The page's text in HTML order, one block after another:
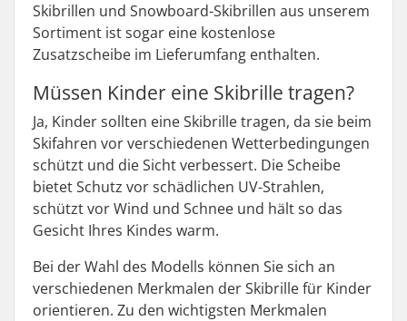
Skibrillen und Snowboard-Skibrillen aus unserem
Sortiment ist sogar eine kostenlose
Zusatzscheibe im Lieferumfang enthalten.
Müssen Kinder eine Skibrille tragen?
Ja, Kinder sollten eine Skibrille tragen, da sie beim
Skifahren vor verschiedenen Wetterbedingungen
schützt und die Sicht verbessert. Die Scheibe
bietet Schutz vor schädlichen UV-Strahlen,
schützt vor Wind und Schnee und hält so das
Gesicht Ihres Kindes warm.
Bei der Wahl des Modells können Sie sich an
verschiedenen Merkmalen der Skibrille für Kinder
orientieren. Zu den wichtigsten Merkmalen